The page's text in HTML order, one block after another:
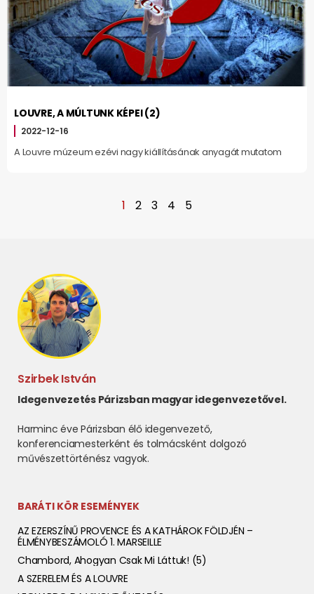
LOUVRE, A MÚLTUNK KÉPEI (2)
2022-12-16
A Louvre múzeum ezévi nagy kiállításának anyagát mutatom
1 2 3 4 5
Szirbek István
Idegenvezetés Párizsban magyar idegenvezetővel.
Harminc éve Párizsban élő idegenvezető,
konferenciamesterként és tolmácsként dolgozó
művészettörténész vagyok.
BARÁTI KÖR ESEMÉNYEK
AZ EZERSZÍNŰ PROVENCE ÉS A KATHÁROK FÖLDJÉN –
ÉLMÉNYBESZÁMOLÓ 1. MARSEILLE
Chambord, Ahogyan Csak Mi Láttuk! (5)
A SZERELEM ÉS A LOUVRE